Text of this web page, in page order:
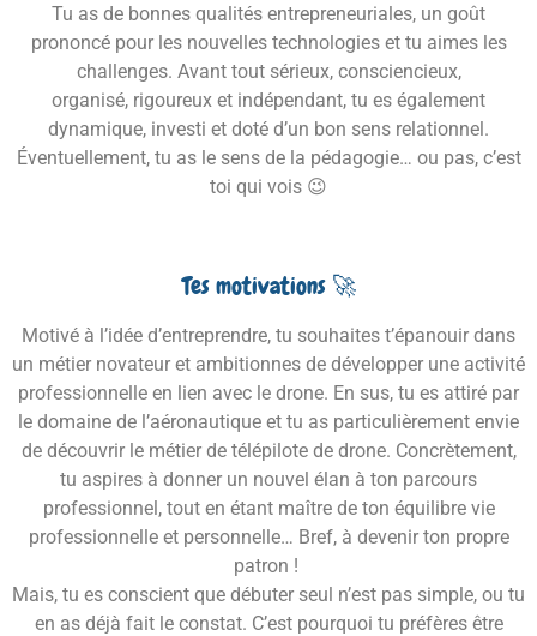
Tu as de bonnes qualités entrepreneuriales, un goût
prononcé pour les nouvelles technologieset tu aimes les
challenges. Avant tout sérieux, consciencieux,
organisé, rigoureux et indépendant, tu es également
dynamique, investi et doté d’un bon sens relationnel.
Éventuellement, tu as le sens de la pédagogie… ou pas, c’est
toi qui vois 😉
Tes motivations 🚀
Motivé à l’idée d’entreprendre, tu souhaites t’épanouir dans
un métier novateur et ambitionnes de développer une activité
professionnelle en lien avec le drone. En sus, tu es attiré par
le domaine de l’aéronautique et tu as particulièrement envie
de découvrir le métier de télépilote de drone. Concrètement,
tu aspires à donner un nouvel élan à ton parcours
professionnel, tout en étant maître de ton équilibre vie
professionnelle et personnelle… Bref, à devenir ton propre
patron !
Mais, tu es conscient que débuter seul n’est pas simple, ou tu
en as déjà fait le constat. C’est pourquoi tu préfères être